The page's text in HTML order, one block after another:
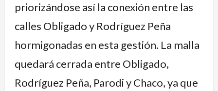
priorizándose así la conexión entre las
calles Obligado y Rodríguez Peña
hormigonadas en esta gestión. La malla
quedará cerrada entre Obligado,
Rodríguez Peña, Parodi y Chaco, ya que